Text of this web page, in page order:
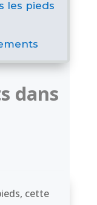
les pieds
dans
cette